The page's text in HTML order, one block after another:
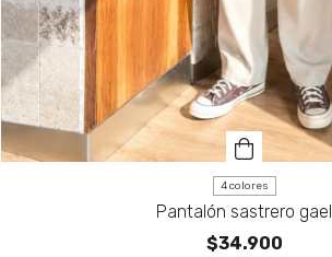
4 colores
Pantalón sastrero gael
$34.900